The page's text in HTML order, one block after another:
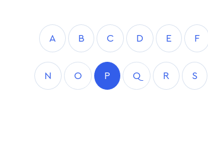
A B C D E F
N O P Q R S